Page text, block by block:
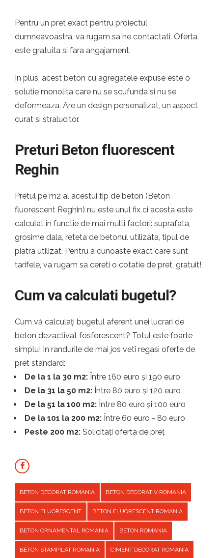
Pentru un pret exact pentru proiectul
dumneavoastra, va rugam sa ne contactati. Oferta
este gratuita si fara angajament.
In plus, acest beton cu agregatele expuse este o
solutie monolita care nu se scufunda si nu se
deformeaza. Are un design personalizat, un aspect
curat si stralucitor.
Preturi Beton fluorescent
Reghin
Pretul pe m2 al acestui tip de beton (Beton
fluorescent Reghin) nu este unul fix ci acesta este
calculat in functie de mai multi factori: suprafata,
grosime dala, reteta de betonul utilizata, tipul de
piatra utilizat. Pentru a cunoaste exact care sunt
tarifele, va rugam sa cereti o cotatie de pret, gratuit!
Cum va calculati bugetul?
Cum vă calculați bugetul aferent unei lucrari de
beton dezactivat fosforescent? Totul este foarte
simplu! In randurile de mai jos veti regasi oferte de
pret standard:
De la 1 la 30 m2: Între 160 euro și 190 euro
De la 31 la 50 m2: Între 80 euro și 120 euro
De la 51 la 100 m2: Între 80 euro și 100 euro
De la 101 la 200 m2: Între 60 euro - 80 euro
Peste 200 m2: Solicitați oferta de preț
BETON DECORAT ROMANIA BETON DECORATIV ROMANIA
BETON FLUORESCENT BETON FLUORESCENT ROMANIA
BETON ORNAMENTAL ROMANIA BETON ROMANIA
BETON STAMPILAT ROMANIA CIMENT DECORAT ROMANIA